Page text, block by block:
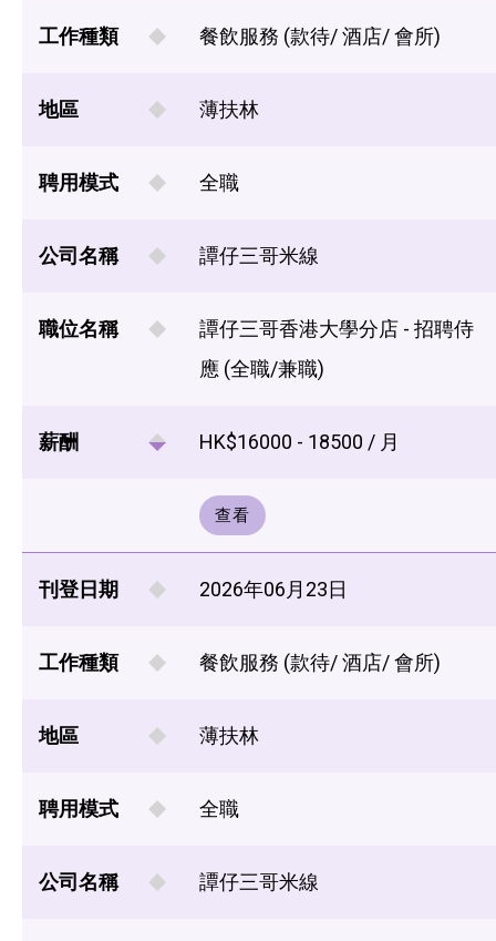
工作種類 餐飲服務 (款待/ 酒店/ 會所)
地區 薄扶林
聘用模式 全職
公司名稱 譚仔三哥米線
職位名稱
譚仔三哥香港大學分店 - 招聘侍
應 (全職/兼職)
薪酬 HK$16000 - 18500 / 月
查看
刊登日期 2026年06月23日
工作種類 餐飲服務 (款待/ 酒店/ 會所)
地區 薄扶林
聘用模式 全職
公司名稱 譚仔三哥米線